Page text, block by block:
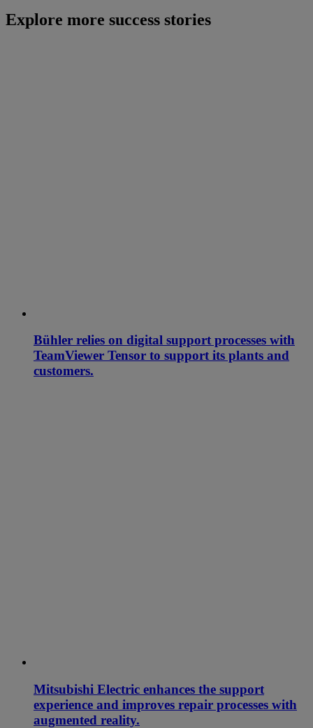
Explore more success stories
Bühler relies on digital support processes with
TeamViewer Tensor to support its plants and
customers.
Mitsubishi Electric enhances the support
experience and improves repair processes with
augmented reality.